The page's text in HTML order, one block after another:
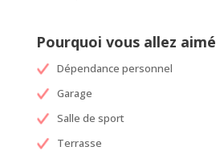
Pourquoi vous allez aimé
Dépendance personnel
Garage
Salle de sport
Terrasse